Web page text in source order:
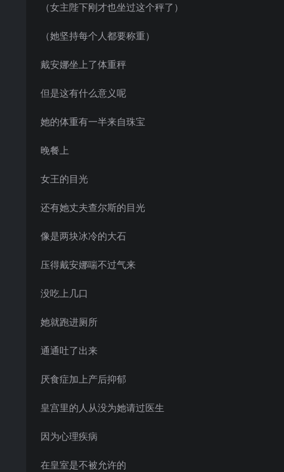
（女主陛下刚才也坐过这个秤了）
（她坚持每个人都要称重）
戴安娜坐上了体重秤
但是这有什么意义呢
她的体重有一半来自珠宝
晚餐上
女王的目光
还有她丈夫查尔斯的目光
像是两块冰冷的大石
压得戴安娜喘不过气来
没吃上几口
她就跑进厕所
通通吐了出来
厌食症加上产后抑郁
皇宫里的人从没为她请过医生
因为心理疾病
在皇室是不被允许的